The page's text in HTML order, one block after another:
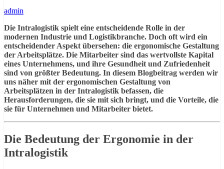
admin
Die Intralogistik spielt eine entscheidende Rolle in der
modernen Industrie und Logistikbranche. Doch oft wird ein
entscheidender Aspekt übersehen: die ergonomische Gestaltung
der Arbeitsplätze. Die Mitarbeiter sind das wertvollste Kapital
eines Unternehmens, und ihre Gesundheit und Zufriedenheit
sind von größter Bedeutung. In diesem Blogbeitrag werden wir
uns näher mit der ergonomischen Gestaltung von
Arbeitsplätzen in der Intralogistik befassen, die
Herausforderungen, die sie mit sich bringt, und die Vorteile, die
sie für Unternehmen und Mitarbeiter bietet.
Die Bedeutung der Ergonomie in der
Intralogistik